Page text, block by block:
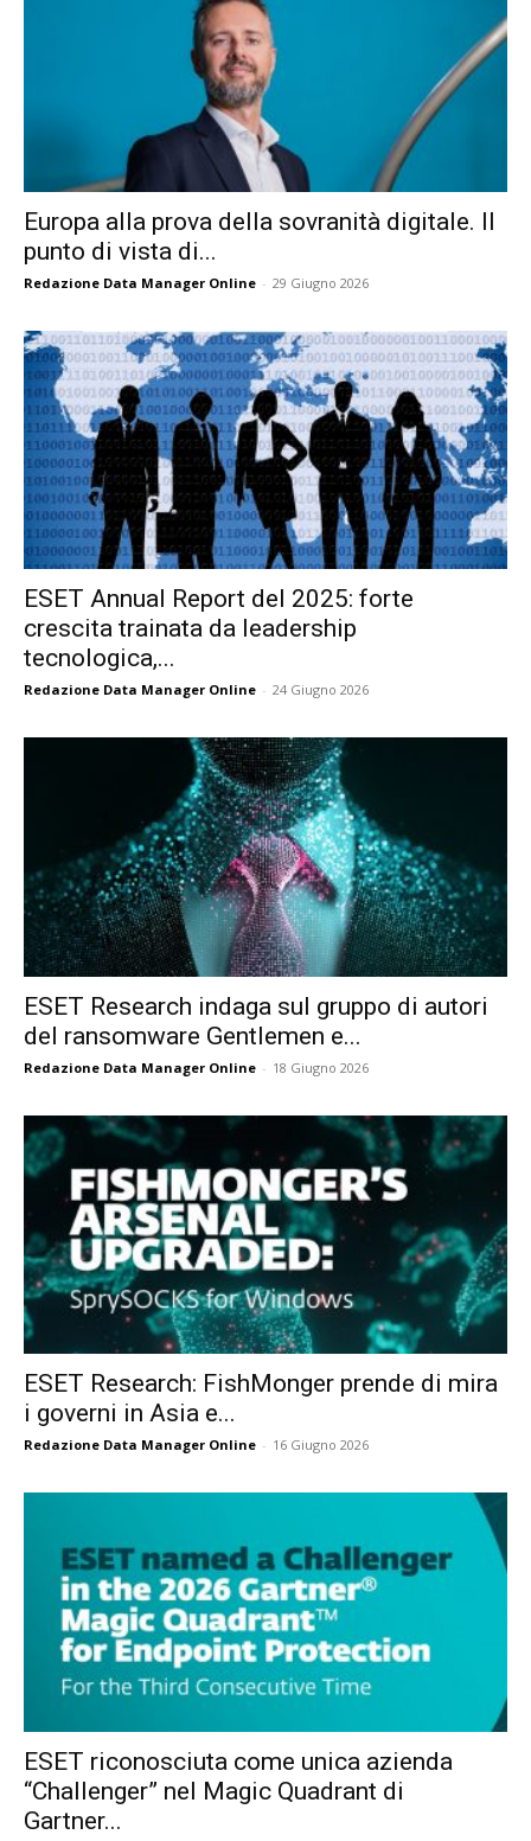
Europa alla prova della sovranità digitale. Il
punto di vista di...
Redazione Data Manager Online - 29 Giugno 2026
ESET Annual Report del 2025: forte
crescita trainata da leadership
tecnologica,...
Redazione Data Manager Online - 24 Giugno 2026
ESET Research indaga sul gruppo di autori
del ransomware Gentlemen e...
Redazione Data Manager Online - 18 Giugno 2026
ESET Research: FishMonger prende di mira
i governi in Asia e...
Redazione Data Manager Online - 16 Giugno 2026
ESET riconosciuta come unica azienda
“Challenger” nel Magic Quadrant di
Gartner...